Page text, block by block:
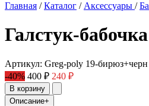
Главная / Каталог / Аксессуары /
Галстук-
Артикул: Greg-poly 19-
-40% 400 ₽ 240 ₽
В корзину
Описание+